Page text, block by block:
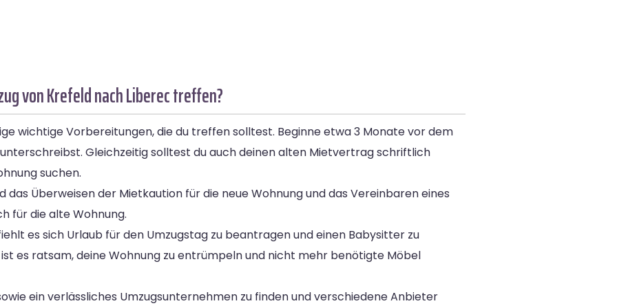
von Krefeld nach Liberec treffen?
wichtige Vorbereitungen, die du treffen solltest. Beginne etwa 3 Monate vor dem
Gleichzeitig solltest du auch deinen alten Mietvertrag schriftlich
suchen.
Überweisen der Mietkaution für die neue Wohnung und das Vereinbaren eines
für die alte Wohnung.
es sich Urlaub für den Umzugstag zu beantragen und einen Babysitter zu
es ratsam, deine Wohnung zu entrümpeln und nicht mehr benötigte Möbel
ein verlässliches Umzugsunternehmen zu finden und verschiedene Anbieter